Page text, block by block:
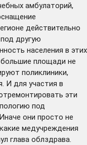
амбулаторий,
действительно
другую
населения в этих
большие площади не
поликлиники,
И для участия в
эти
под
они просто не
медучреждения
глава облздрава.